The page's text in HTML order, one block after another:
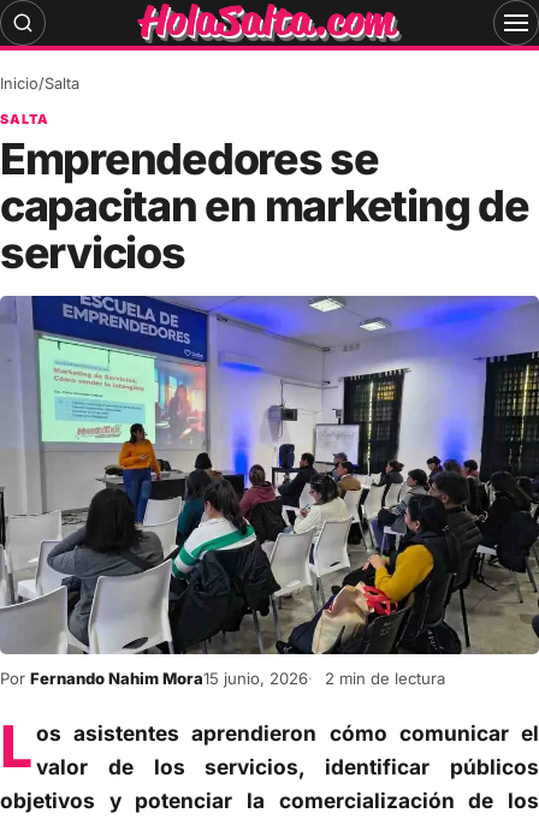
Skip
to
Inicio/Salta
SALTA
Emprendedores se
capacitan en marketing de
servicios
Por Fernando Nahim Mora15 junio, 2026 2 min de lectura
Los asistentes aprendieron cómo comunicar el
valor de los servicios, identificar públicos
objetivos y potenciar la comercialización de los